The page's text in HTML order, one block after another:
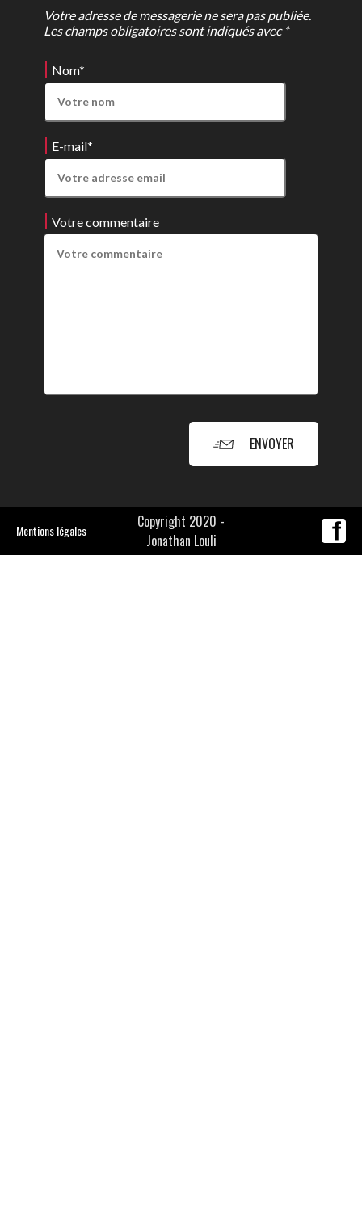
Votre adresse de messagerie ne sera pas publiée.
Les champs obligatoires sont indiqués avec *
Nom*
E-mail*
Votre commentaire
ENVOYER
Mentions légales
Copyright 2020 -
Jonathan Louli